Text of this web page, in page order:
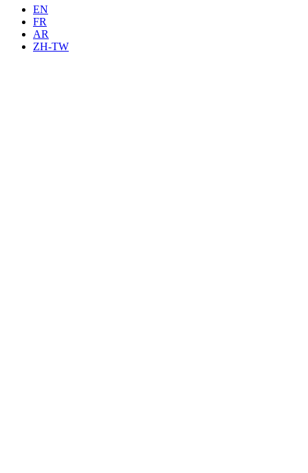
EN
FR
AR
ZH-TW